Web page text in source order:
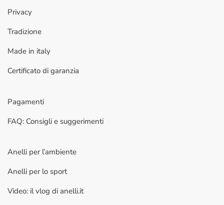
Privacy
Tradizione
Made in italy
Certificato di garanzia
Pagamenti
FAQ: Consigli e suggerimenti
Anelli per l’ambiente
Anelli per lo sport
Video: il vlog di anelli.it